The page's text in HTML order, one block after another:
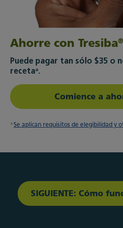
Ahorre con Tresiba®
Puede pagar tan sólo $35 o
recetaa.
Comience a
a Se aplican requisitos de elegibilidad y
SIGUIENTE: Cómo